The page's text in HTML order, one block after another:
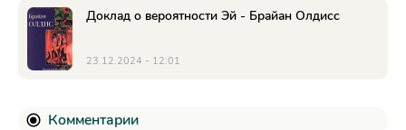
Доклад о вероятности Эй - Брайан Олдисс
23.12.2024 - 12:01
Комментарии